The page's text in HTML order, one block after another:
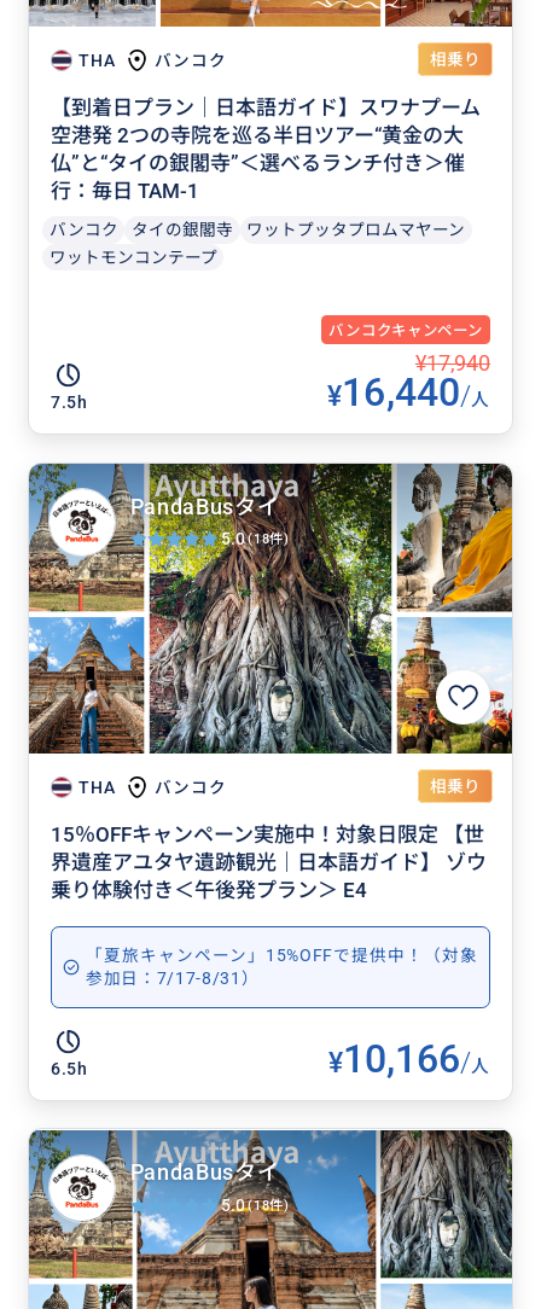
THA バンコク 相乗り
【到着日プラン｜日本語ガイド】スワナプーム
空港発 2つの寺院を巡る半日ツアー“黄金の大
仏”と“タイの銀閣寺”＜選べるランチ付き＞催
行：毎日 TAM-1
バンコク タイの銀閣寺
ワットプッタプロムマヤーン
ワットモンコンテープ
バンコクキャンペーン
7.5h
¥17,940
¥16,440/人
THA バンコク 相乗り
15％OFFキャンペーン実施中！対象日限定 【世
界遺産アユタヤ遺跡観光｜日本語ガイド】 ゾウ
乗り体験付き＜午後発プラン＞ E4
「夏旅キャンペーン」15%OFFで提供中！（対象
参加日：7/17-8/31）
6.5h ¥10,166/人
PandaBusタイ
5.0(18件)
PandaBusタイ
5.0(18件)